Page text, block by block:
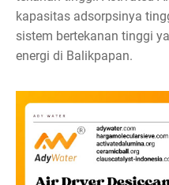
kapasitas adsorpsinya
sistem bertekanan tinggi
energi di Balikpapan.